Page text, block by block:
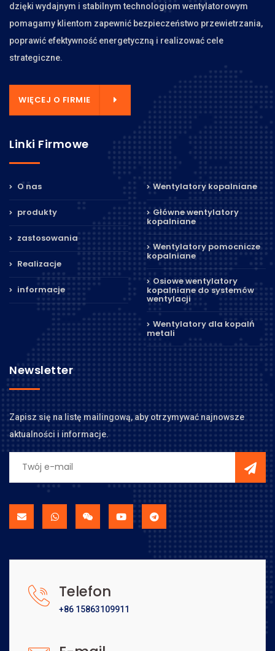
dzięki wydajnym i stabilnym technologiom wentylatorowym
pomagamy klientom zapewnić bezpieczeństwo przewietrzania,
poprawić efektywność energetyczną i realizować cele
strategiczne.
WIĘCEJ O FIRMIE
Linki Firmowe
O nas
produkty
zastosowania
Realizacje
informacje
Wentylatory kopalniane
Główne wentylatory
kopalniane
Wentylatory pomocnicze
kopalniane
Osiowe wentylatory
kopalniane do systemów
wentylacji
Wentylatory dla kopalń
metali
Newsletter
Zapisz się na listę mailingową, aby otrzymywać najnowsze
aktualności i informacje.
Telefon
+86 15863109911